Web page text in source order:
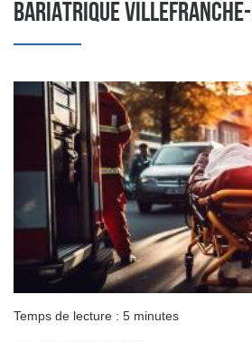
BARIATRIQUE
Temps de lecture : 5 minutes